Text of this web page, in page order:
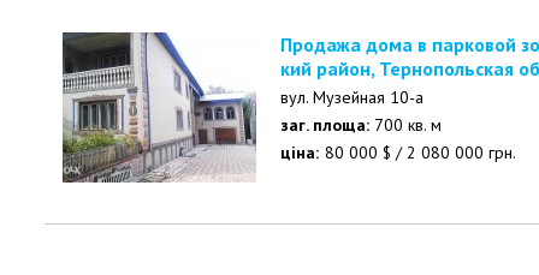
Продажа дома в парковой зоне г. Хоростков, Гусятинс
кий район, Тернопольская
вул. Музейная 10-а
заг. площа: 700 кв. м
ціна: 80 000 $ /2 080 000 грн.